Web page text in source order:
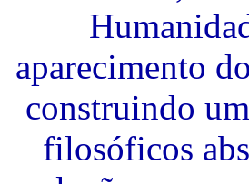
aparecimento
construindo
filosóficos